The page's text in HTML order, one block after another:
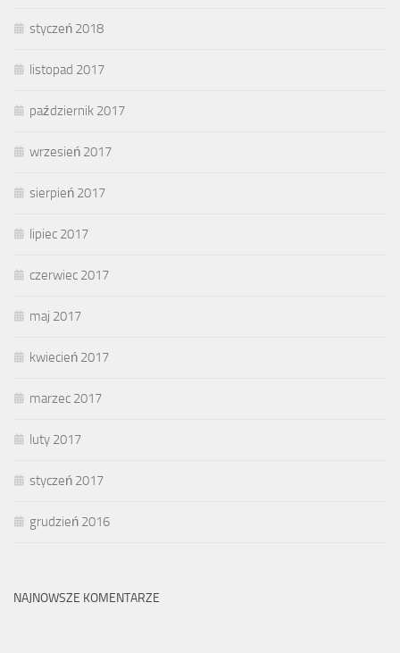
styczeń 2018
listopad 2017
październik 2017
wrzesień 2017
sierpień 2017
lipiec 2017
czerwiec 2017
maj 2017
kwiecień 2017
marzec 2017
luty 2017
styczeń 2017
grudzień 2016
NAJNOWSZE KOMENTARZE